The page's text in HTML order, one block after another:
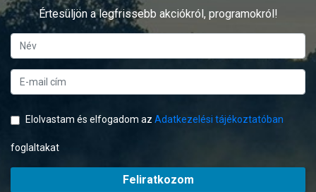
Értesüljön a legfrissebb akciókról, programokról!
Elolvastam és elfogadom az Adatkezelési tájékoztatóban
foglaltakat
Feliratkozom